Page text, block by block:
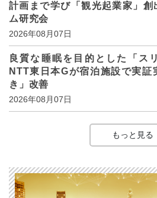
計画まで学び「観光起業家」
ム研究会
2026年08月07日
良質な睡眠を目的とした「ス
NTT東日本Gが宿泊施設で実証
き」改善
2026年08月07日
もっと見る